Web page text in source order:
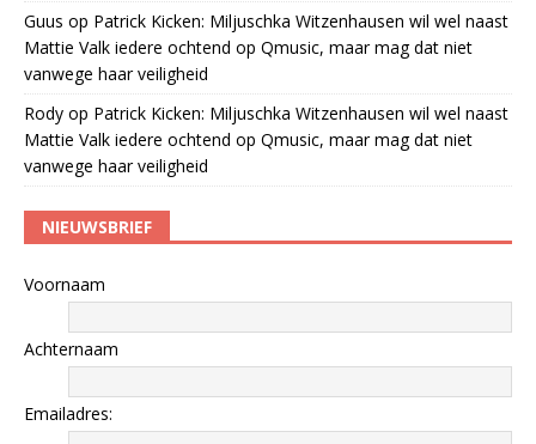
Guus op Patrick Kicken: Miljuschka Witzenhausen wil wel naast
Mattie Valk iedere ochtend op Qmusic, maar mag dat niet
vanwege haar veiligheid
Rody op Patrick Kicken: Miljuschka Witzenhausen wil wel naast
Mattie Valk iedere ochtend op Qmusic, maar mag dat niet
vanwege haar veiligheid
NIEUWSBRIEF
Voornaam
Achternaam
Emailadres: